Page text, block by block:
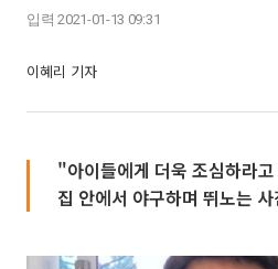
입력 2021-01-13 09:31
이혜리 기자
"아이들에게 더욱 조심하라
집 안에서 야구하며 뛰노는